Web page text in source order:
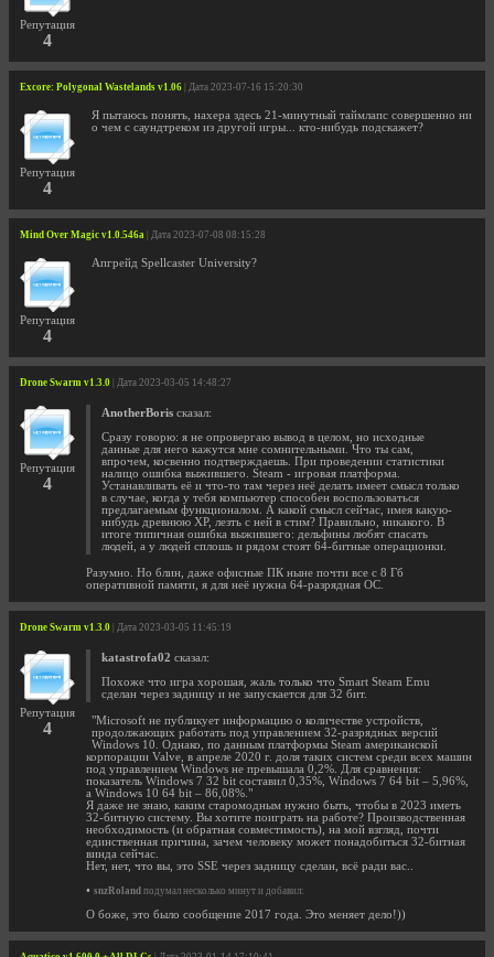
Репутация
4
Excore: Polygonal Wastelands v1.06 | Дата 2023-07-16 15:20:30
Репутация
4
Я пытаюсь понять, нахера здесь 21-минутный таймлапс совершенно ни
о чем с саундтреком из другой игры... кто-нибудь подскажет?
Mind Over Magic v1.0.546a | Дата 2023-07-08 08:15:28
Репутация
4
Апгрейд Spellcaster University?
Drone Swarm v1.3.0 | Дата 2023-03-05 14:48:27
Репутация
4
AnotherBoris сказал:
Сразу говорю: я не опровергаю вывод в целом, но исходные
данные для него кажутся мне сомнительными. Что ты сам,
впрочем, косвенно подтверждаешь. При проведении статистики
налицо ошибка выжившего. Steam - игровая платформа.
Устанавливать её и что-то там через неё делать имеет смысл только
в случае, когда у тебя компьютер способен воспользоваться
предлагаемым функционалом. А какой смысл сейчас, имея какую-
нибудь древнюю XP, лезть с ней в стим? Правильно, никакого. В
итоге типичная ошибка выжившего: дельфины любят спасать
людей, а у людей сплошь и рядом стоят 64-битные операционки.
Разумно. Но блин, даже офисные ПК ныне почти все с 8 Гб
оперативной памяти, я для неё нужна 64-разрядная ОС.
Drone Swarm v1.3.0 | Дата 2023-03-05 11:45:19
Репутация
4
katastrofa02 сказал:
Похоже что игра хорошая, жаль только что Smart Steam Emu
сделан через задницу и не запускается для 32 бит.
"Microsoft не публикует информацию о количестве устройств,
продолжающих работать под управлением 32-разрядных версий
Windows 10. Однако, по данным платформы Steam американской
корпорации Valve, в апреле 2020 г. доля таких систем среди всех машин
под управлением Windows не превышала 0,2%. Для сравнения:
показатель Windows 7 32 bit составил 0,35%, Windows 7 64 bit – 5,96%,
а Windows 10 64 bit – 86,08%."
Я даже не знаю, каким старомодным нужно быть, чтобы в 2023 иметь
32-битную систему. Вы хотите поиграть на работе? Производственная
необходимость (и обратная совместимость), на мой взгляд, почти
единственная причина, зачем человеку может понадобиться 32-битная
винда сейчас.
Нет, нет, что вы, это SSE через задницу сделан, всё ради вас..
• snzRoland подумал несколько минут и добавил:
О боже, это было сообщение 2017 года. Это меняет дело!))